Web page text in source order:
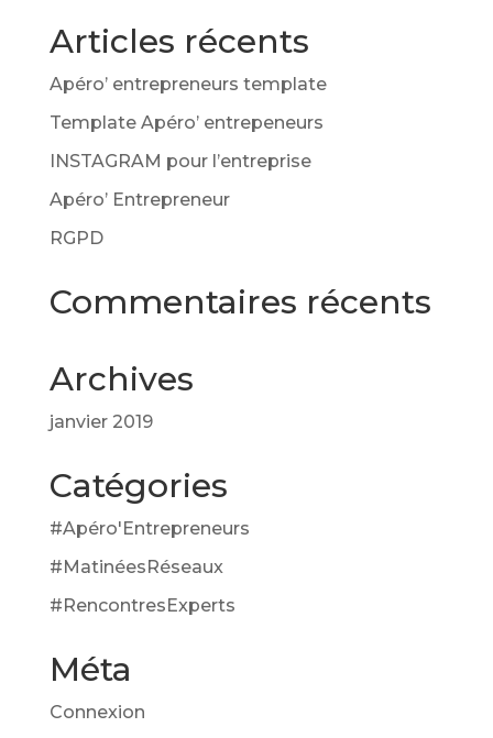
Articles récents
Apéro’ entrepreneurs template
Template Apéro’ entrepeneurs
INSTAGRAM pour l’entreprise
Apéro’ Entrepreneur
RGPD
Commentaires récents
Archives
janvier 2019
Catégories
#Apéro'Entrepreneurs
#MatinéesRéseaux
#RencontresExperts
Méta
Connexion